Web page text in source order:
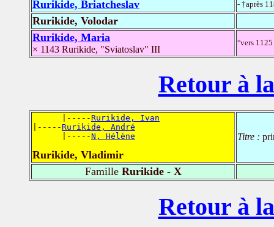
Rurikide, Briatcheslav - †après
Rurikide, Volodar
Rurikide, Maria
× 1143 Rurikide, "Sviatoslav" III
°vers
Retour à
      |-----
Rurikide, Ivan
|-----Rurikide, André
      |-----
N, Hélène
Rurikide, Vladimir
Titre :
FamilleRurikide - X
Retour à